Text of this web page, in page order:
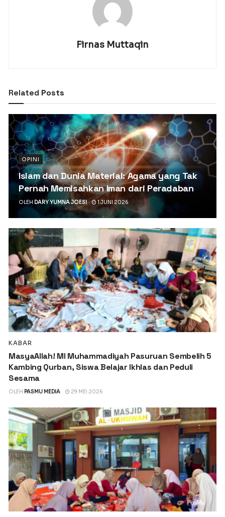
Firnas Muttaqin
Related Posts
OPINI
Islam dan Dunia Material: Agama yang Tak
Pernah Memisahkan Iman dari Peradaban
OLEH DARY YUMNA JOESI 1 JUNI 2026
KABAR
MasyaAllah! MI Muhammadiyah Pasuruan Sembelih 5
Kambing Qurban, Siswa Belajar Ikhlas dan Peduli
Sesama
OLEH PASMU MEDIA 29 MEI 2026